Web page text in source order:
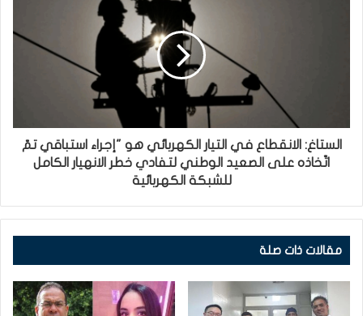
الستاغ: الانقطاع في التيار الكهربائي هو "إجراء استباقي تمّ
اتّخاذه على الصعيد الوطني لتفادي خطر الانهيار الكامل
للشبكة الكهربائية
مقالات ذات صلة